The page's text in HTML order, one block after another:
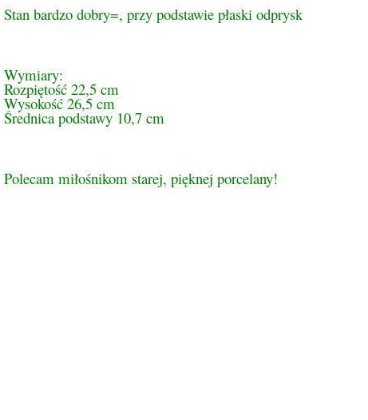
Stan bardzo dobry=, przy podstawie płaski odprysk
Wymiary:
Rozpiętość 22,5 cm
Wysokość 26,5 cm
Średnica podstawy 10,7 cm
Polecam miłośnikom starej, pięknej porcelany!